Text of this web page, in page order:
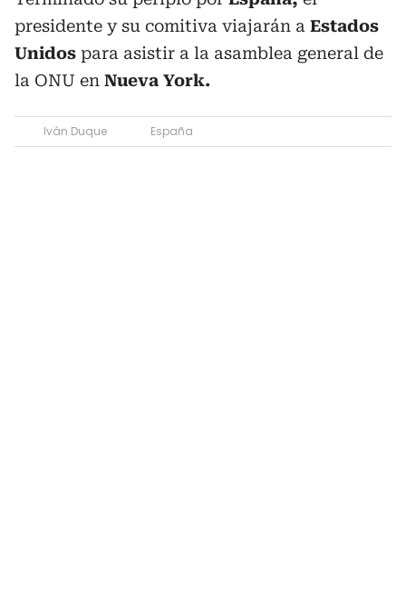
presidente y su comitiva viajarán a Estados
Unidos para asistir a la asamblea general de
la ONU en Nueva York.
Iván Duque España